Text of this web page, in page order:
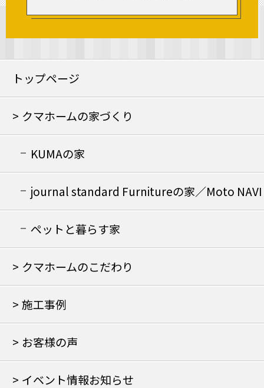
トップページ
クマホームの家づくり
KUMAの家
journal standard Furnitureの家／Moto NAVI
の家
ペットと暮らす家
クマホームのこだわり
施工事例
お客様の声
イベント情報お知らせ